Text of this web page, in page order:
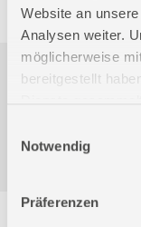
Website an
Analysen weiter.
möglicherweise
bereitgestellt
Notwendig
Präferenzen